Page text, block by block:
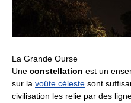
La Grande Ourse
Une constellation est un
sur la voûte céleste sont
civilisation les relie par des